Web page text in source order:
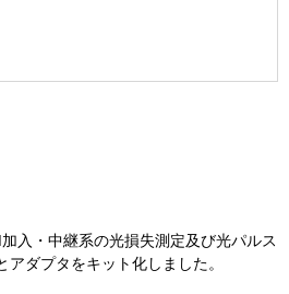
入・中継系の光損失測定及び光パルス
ダプタをキット化しました。